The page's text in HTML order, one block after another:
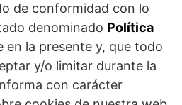
de conformidad con lo
denominado Política
en la presente y, que todo
y/o limitar durante la
con carácter